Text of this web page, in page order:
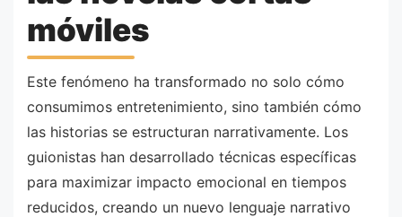
móviles
Este fenómeno ha transformado no solo cómo
consumimos entretenimiento, sino también cómo
las historias se estructuran narrativamente. Los
guionistas han desarrollado técnicas específicas
para maximizar impacto emocional en tiempos
reducidos, creando un nuevo lenguaje narrativo